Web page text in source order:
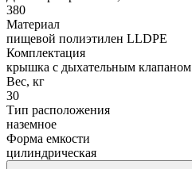
380
Материал
пищевой полиэтилен LLDPE
Комплектация
крышка с дыхательным клапаном
Вес, кг
30
Тип расположения
наземное
Форма емкости
цилиндрическая